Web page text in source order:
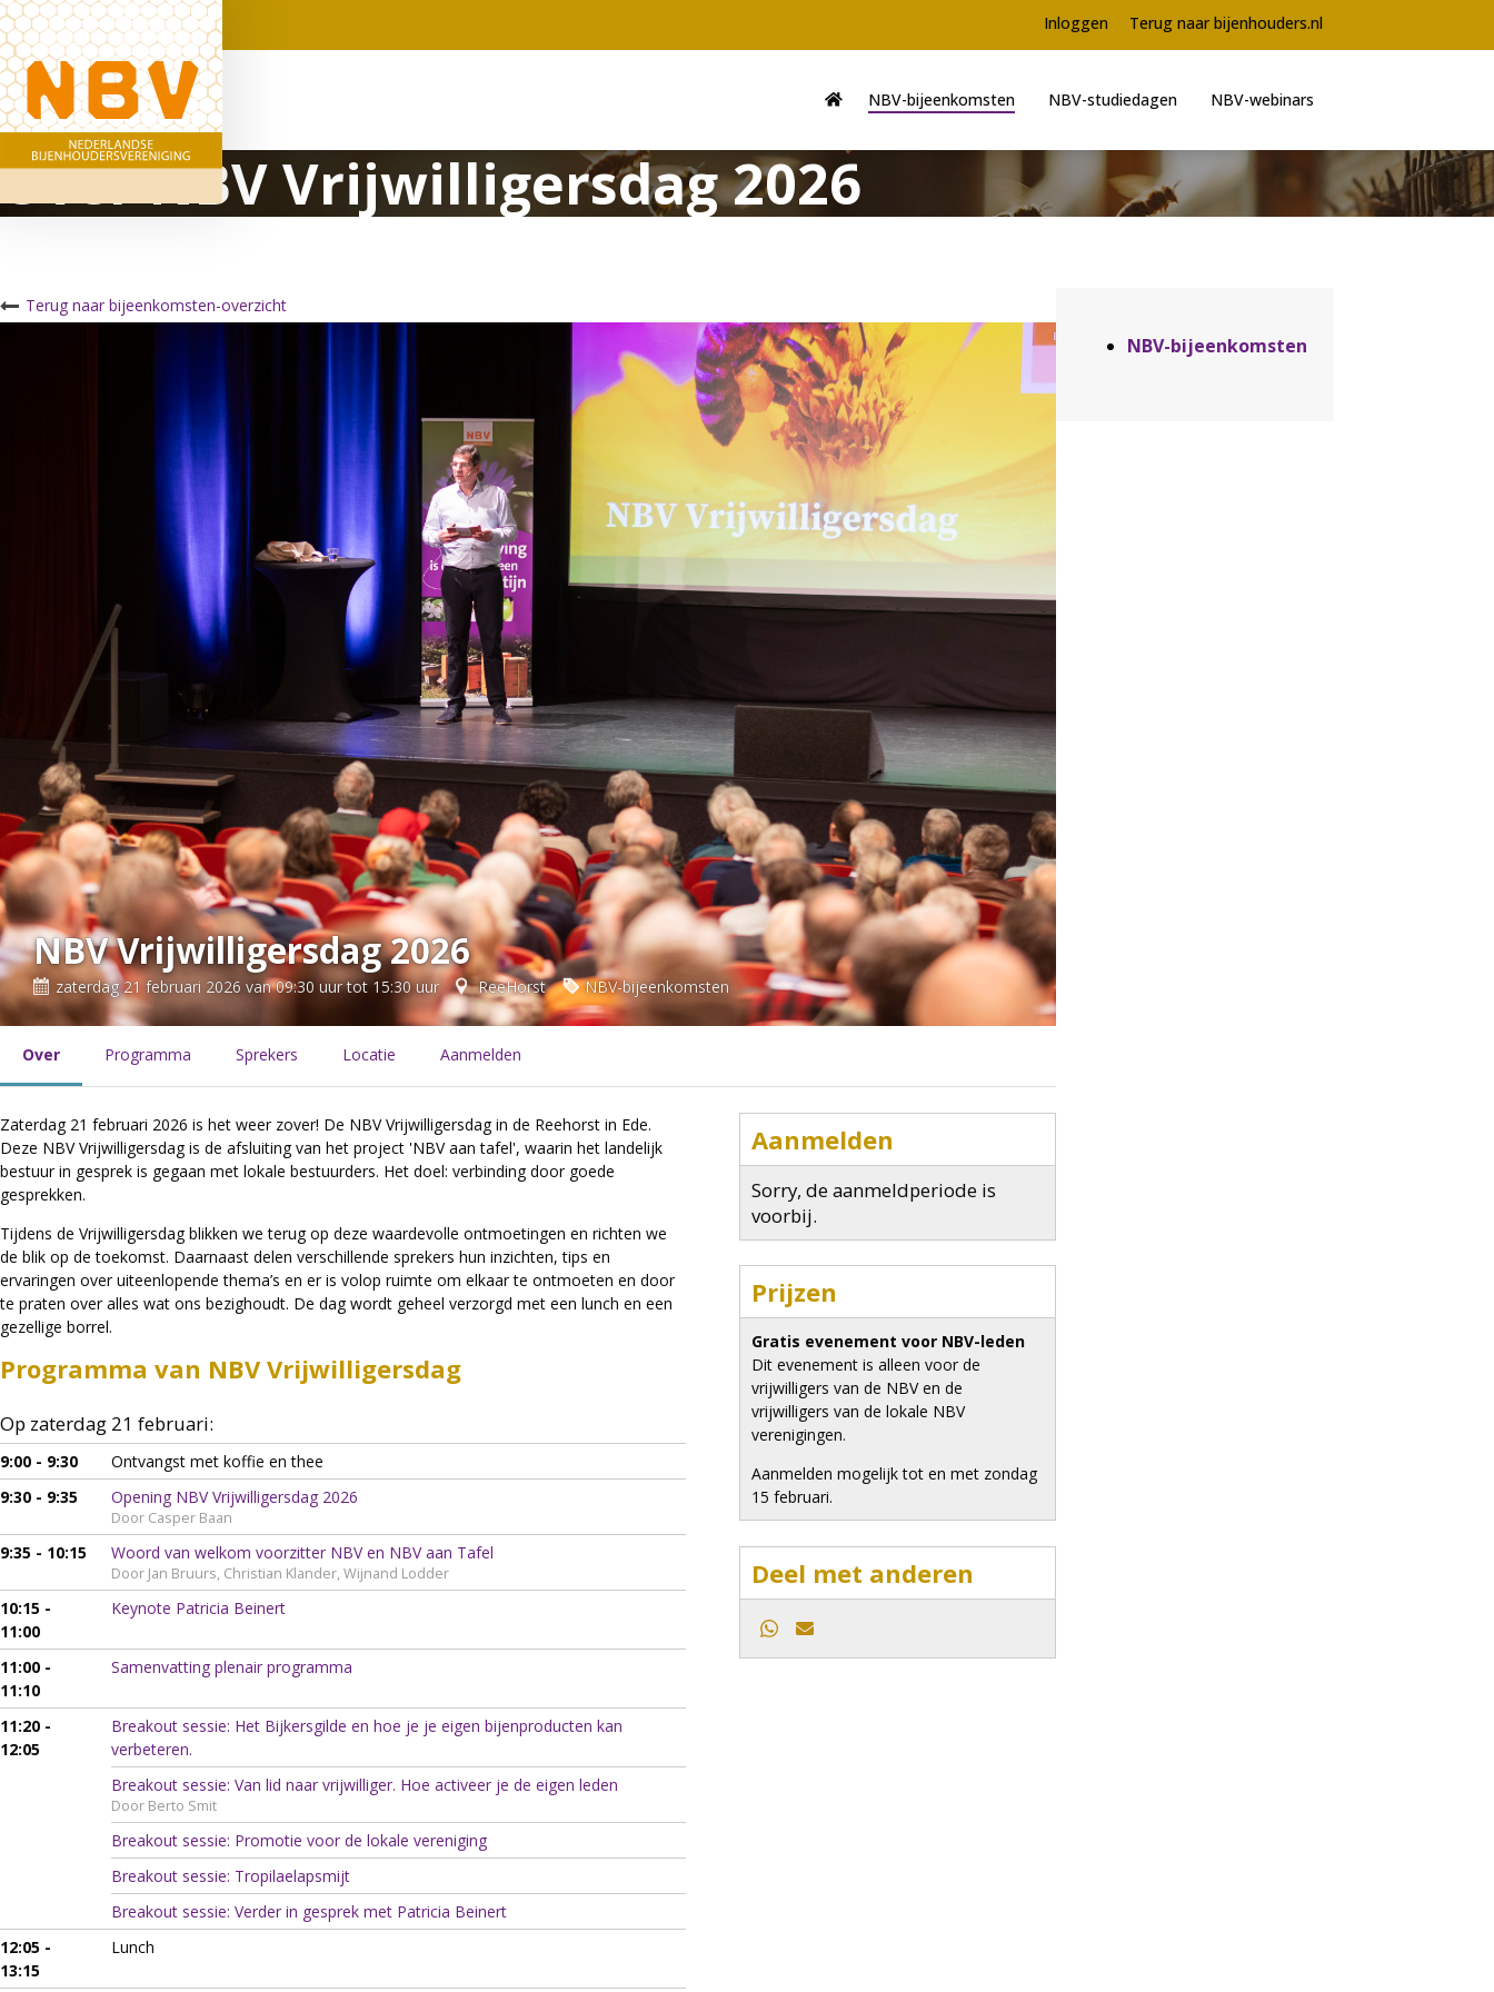
NBV-bijeenkomsten NBV-studiedagen NBV-webinars
Meta
navigation
Inloggen Terug naar bijenhouders.nl
Over NBV Vrijwilligersdag 2026
Terug naar bijeenkomsten-overzicht
NBV Vrijwilligersdag 2026
zaterdag 21 februari 2026 van 09:30 uur tot 15:30 uur ReeHorst NBV-bijeenkomsten
Over Programma Sprekers Locatie Aanmelden
Zaterdag 21 februari 2026 is het weer zover! De NBV Vrijwilligersdag in de Reehorst in Ede.
Deze NBV Vrijwilligersdag is de afsluiting van het project 'NBV aan tafel', waarin het landelijk
bestuur in gesprek is gegaan met lokale bestuurders. Het doel: verbinding door goede
gesprekken.
Tijdens de Vrijwilligersdag blikken we terug op deze waardevolle ontmoetingen en richten we
de blik op de toekomst. Daarnaast delen verschillende sprekers hun inzichten, tips en
ervaringen over uiteenlopende thema’s en er is volop ruimte om elkaar te ontmoeten en door
te praten over alles wat ons bezighoudt. De dag wordt geheel verzorgd met een lunch en een
gezellige borrel.
Programma van NBV Vrijwilligersdag
Op zaterdag 21 februari:
9:00 - 9:30
Ontvangst met koffie en thee
9:30 - 9:35
Opening NBV Vrijwilligersdag 2026
Door Casper Baan
9:35 - 10:15 Woord van welkom voorzitter NBV en NBV aan Tafel
Door Jan Bruurs, Christian Klander, Wijnand Lodder
10:15 -
11:00
Keynote Patricia Beinert
11:00 -
11:10
Samenvatting plenair programma
11:20 -
12:05
Breakout sessie: Het Bijkersgilde en hoe je je eigen bijenproducten kan
verbeteren.
Breakout sessie: Van lid naar vrijwilliger. Hoe activeer je de eigen leden
Door Berto Smit
Breakout sessie: Promotie voor de lokale vereniging
Breakout sessie: Tropilaelapsmijt
Breakout sessie: Verder in gesprek met Patricia Beinert
12:05 -
13:15
Lunch
Aanmelden
Sorry, de aanmeldperiode is
voorbij.
Prijzen
Gratis evenement voor NBV-leden
Dit evenement is alleen voor de
vrijwilligers van de NBV en de
vrijwilligers van de lokale NBV
verenigingen.
Aanmelden mogelijk tot en met zondag
15 februari.
Deel met anderen
Whatsapp
E-mail
Aside NBV-bijeenkomsten